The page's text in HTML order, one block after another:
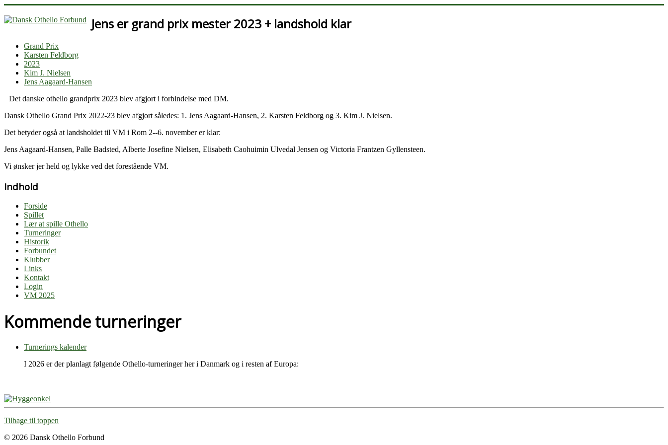
Jens er grand prix mester 2023 + landshold klar
Grand Prix
Karsten Feldborg
2023
Kim J. Nielsen
Jens Aagaard-Hansen
Det danske othello grandprix 2023 blev afgjort i forbindelse med DM.
Dansk Othello Grand Prix 2022-23 blev afgjort således: 1. Jens Aagaard-Hansen, 2. Karsten Feldborg og 3. Kim J. Nielsen.
Det betyder også at landsholdet til VM i Rom 2--6. november er klar:
Jens Aagaard-Hansen, Palle Badsted, Alberte Josefine Nielsen, Elisabeth Caohuimin Ulvedal Jensen og Victoria Frantzen Gyllensteen.
Vi ønsker jer held og lykke ved det forestående VM.
Indhold
Forside
Spillet
Lær at spille Othello
Turneringer
Historik
Forbundet
Klubber
Links
Kontakt
Login
VM 2025
Kommende turneringer
Turnerings kalender
I 2026 er der planlagt følgende Othello-turneringer her i Danmark og i resten af Europa:
Tilbage til toppen
© 2026 Dansk Othello Forbund